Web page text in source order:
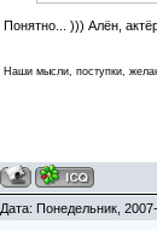
Понятно... ))) Алён,
Наши мысли, поступки,
Дата: Понедельник,